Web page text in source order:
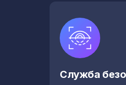
Служба